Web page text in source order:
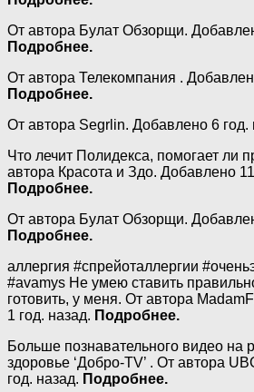
От автора Булат Обзорщи.
Подробнее.
От автора Телекомпания .
Подробнее.
От автора Segrlin. Добавлено 6 год.
Что лечит Полидекса, помогает ли
автора Красота и Здо. Добавлено
Подробнее.
От автора Булат Обзорщи.
Подробнее.
аллергия #спрейоталлергии
#avamys Не умею ставить
готовить, у меня. От автора
1 год. назад. Подробнее.
Больше познавательного видео на
здоровье ‘Добро-TV’ . От автора
год. назад. Подробнее.